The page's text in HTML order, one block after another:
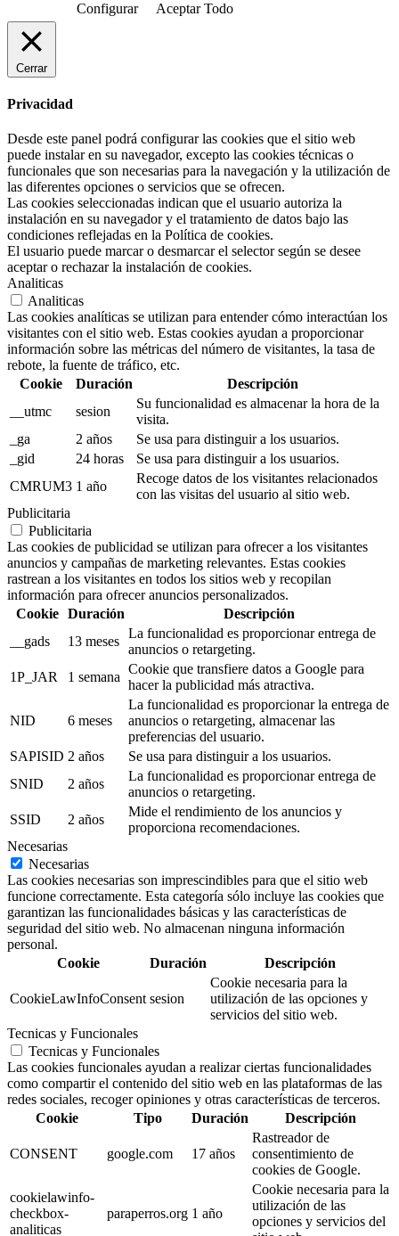
Configurar Aceptar Todo
Cerrar
Privacidad
Desde este panel podrá configurar las cookies que el sitio web
puede instalar en su navegador, excepto las cookies técnicas o
funcionales que son necesarias para la navegación y la utilización de
las diferentes opciones o servicios que se ofrecen.
Las cookies seleccionadas indican que el usuario autoriza la
instalación en su navegador y el tratamiento de datos bajo las
condiciones reflejadas en la Política de cookies.
El usuario puede marcar o desmarcar el selector según se desee
aceptar o rechazar la instalación de cookies.
Analiticas
Analiticas
Las cookies analíticas se utilizan para entender cómo interactúan los
visitantes con el sitio web. Estas cookies ayudan a proporcionar
información sobre las métricas del número de visitantes, la tasa de
rebote, la fuente de tráfico, etc.
Cookie
Duración
Descripción
__utmc
sesion
Su funcionalidad es almacenar la hora de la
visita.
_ga
2 años
Se usa para distinguir a los usuarios.
_gid
24 horas
Se usa para distinguir a los usuarios.
CMRUM3 1 año
Recoge datos de los visitantes relacionados
con las visitas del usuario al sitio web.
Publicitaria
Publicitaria
Las cookies de publicidad se utilizan para ofrecer a los visitantes
anuncios y campañas de marketing relevantes. Estas cookies
rastrean a los visitantes en todos los sitios web y recopilan
información para ofrecer anuncios personalizados.
Cookie
Duración
Descripción
__gads
13 meses
La funcionalidad es proporcionar entrega de
anuncios o retargeting.
1P_JAR
1 semana
Cookie que transfiere datos a Google para
hacer la publicidad más atractiva.
NID 6 meses
La funcionalidad es proporcionar la entrega de
anuncios o retargeting, almacenar las
preferencias del usuario.
SAPISID 2 años
Se usa para distinguir a los usuarios.
SNID
2 años
La funcionalidad es proporcionar entrega de
anuncios o retargeting.
SSID
2 años
Mide el rendimiento de los anuncios y
proporciona recomendaciones.
Necesarias
Necesarias
Las cookies necesarias son imprescindibles para que el sitio web
funcione correctamente. Esta categoría sólo incluye las cookies que
garantizan las funcionalidades básicas y las características de
seguridad del sitio web. No almacenan ninguna información
personal.
Cookie
Duración Descripción
CookieLawInfoConsent sesion
Cookie necesaria para la
utilización de las opciones y
servicios del sitio web.
Tecnicas y Funcionales
Tecnicas y Funcionales
Las cookies funcionales ayudan a realizar ciertas funcionalidades
como compartir el contenido del sitio web en las plataformas de las
redes sociales, recoger opiniones y otras características de terceros.
Cookie
Tipo Duración Descripción
CONSENT google.com 17 años
Rastreador de
consentimiento de
cookies de Google.
cookielawinfo-
checkbox-
analiticas
paraperros.org 1 año
Cookie necesaria para la
utilización de las
opciones y servicios del